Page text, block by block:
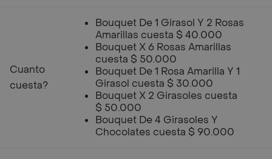
Cuanto
cuesta?
Bouquet De 1 Girasol Y 2 Rosas
Amarillas cuesta $ 40.000
Bouquet X 6 Rosas Amarillas
cuesta $ 50.000
Bouquet De 1 Rosa Amarilla Y 1
Girasol cuesta $ 30.000
Bouquet X 2 Girasoles cuesta
$ 50.000
Bouquet De 4 Girasoles Y
Chocolates cuesta $ 90.000